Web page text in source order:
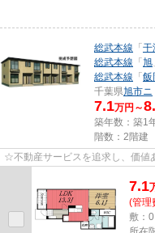
総武本線 「干
総武本線 「旭
総武本線 「飯
千葉県旭市ニ
7.1万円～
築年数：築1
階数：2階建
☆不動産サービスを追求し、価
7.1
(管理
敷：